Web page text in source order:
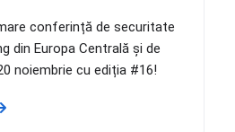
conferință de securitate
din Europa Centrală și de
noiembrie cu ediția #16!